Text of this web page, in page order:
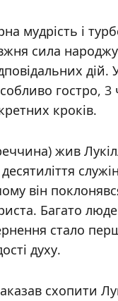
мудрість і
сила
дій.
гостро,
кроків.
жив
він
Багато
стало
духу.
схопити